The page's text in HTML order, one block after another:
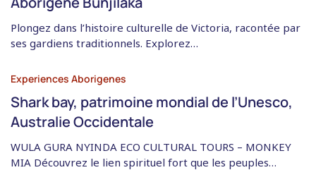
Plongez dans l’histoire culturelle de Victoria, racontée par
ses gardiens traditionnels. Explorez…
Experiences Aborigenes
Shark bay, patrimoine mondial de l’Unesco,
Australie Occidentale
WULA GURA NYINDA ECO CULTURAL TOURS – MONKEY
MIA Découvrez le lien spirituel fort que les peuples…